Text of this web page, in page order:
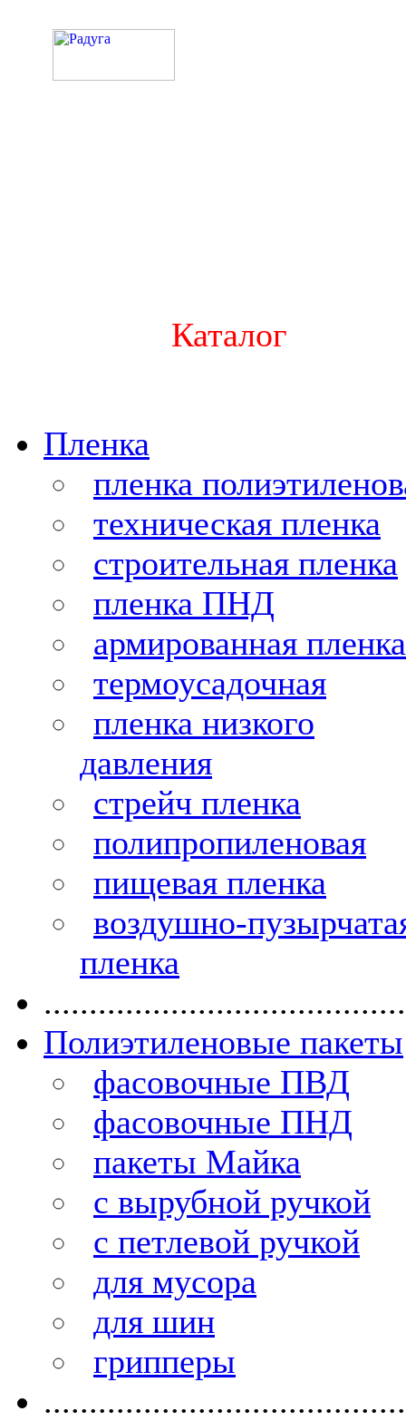
Каталог
Пленка
пленка
техническая пленка
строительная пленка
пленка ПНД
армированная пленка
термоусадочная
пленка низкого
давления
стрейч пленка
полипропиленовая
пищевая пленка
воздушно-
пленка
Полиэтиленовые пакеты
фасовочные ПВД
фасовочные ПНД
пакеты Майка
с вырубной ручкой
с петлевой ручкой
для мусора
для шин
грипперы